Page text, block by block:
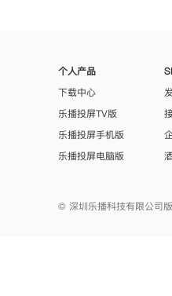
个人产品
下载中心
乐播投屏TV版
乐播投屏手机版
乐播投屏电脑版
© 深圳乐播科技有限公司